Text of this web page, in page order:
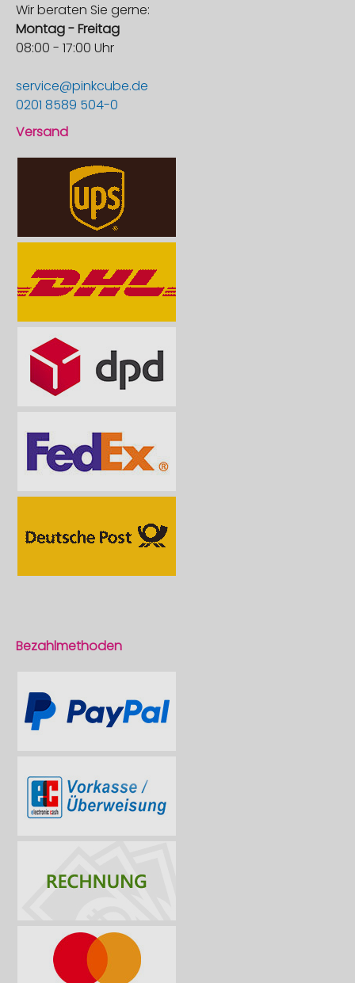
Wir beraten Sie gerne:
Montag - Freitag
08:00 - 17:00 Uhr
service@pinkcube.de
0201 8589 504-0
Versand
Bezahlmethoden